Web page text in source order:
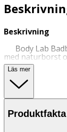
Beskrivning
Body Lab
med naturborst
rengöring som
Badborsten har
på den andra
massage.
på ryggen.
Användning
Läs mer
Produktfakta